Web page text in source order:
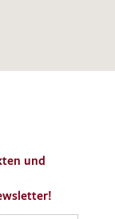
und